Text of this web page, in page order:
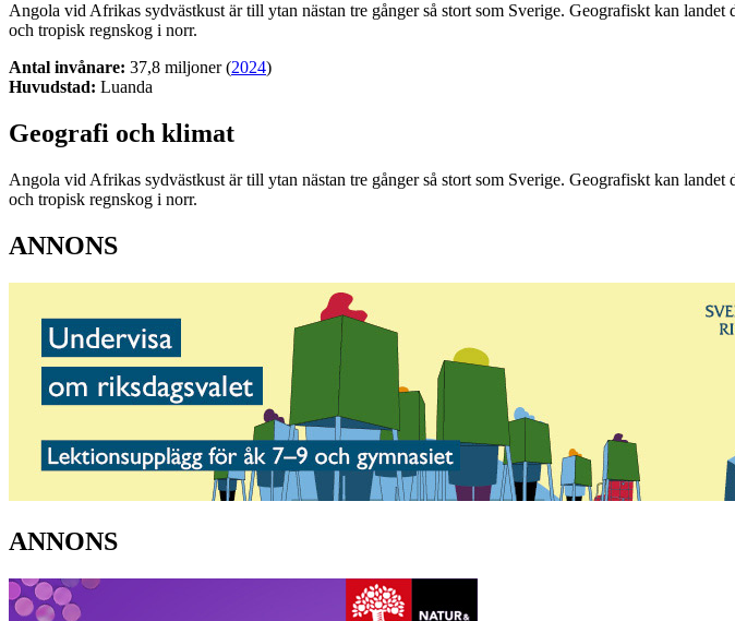
Angola vid Afrikas sydvästkust är till ytan nästan tre gånger så stort som Sverige. Geografiskt kan
och tropisk regnskog i norr.
Antal invånare: 37,8 miljoner (2024)
Huvudstad: Luanda
Geografi och klimat
Angola vid Afrikas sydvästkust är till ytan nästan tre gånger så stort som Sverige. Geografiskt kan
och tropisk regnskog i norr.
ANNONS
ANNONS